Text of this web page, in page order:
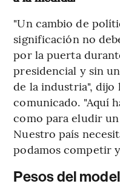
"Un cambio de
significación no
por la puerta
presidencial y sin
de la industria", dijo
comunicado. "Aquí
como para eludir
Nuestro país
podamos competir
Pesos del